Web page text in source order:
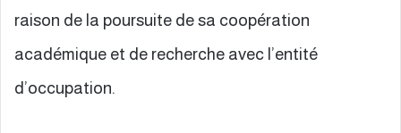
raison de la poursuite de sa coopération
académique et de recherche avec l’entité
d’occupation.